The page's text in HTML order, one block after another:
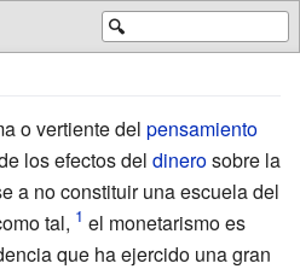
🔍
o vertiente del pensamiento
los efectos del dinerosobre la
a no constituir una escuela del
tal,
el monetarismo es
que ha ejercido una gran